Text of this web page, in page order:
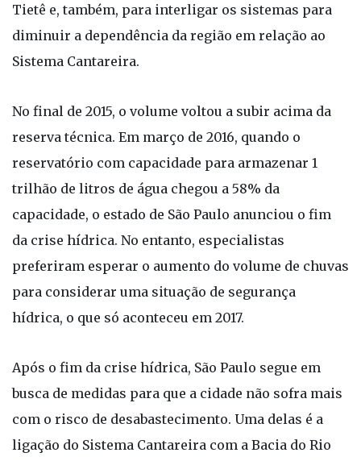
Tietê e, também, para interligar os sistemas para
diminuir a dependência da região em relação ao
Sistema Cantareira.
No final de 2015, o volume voltou a subir acima da
reserva técnica. Em março de 2016, quando o
reservatório com capacidade para armazenar 1
trilhão de litros de água chegou a 58% da
capacidade, o estado de São Paulo anunciou o fim
da crise hídrica. No entanto, especialistas
preferiram esperar o aumento do volume de chuvas
para considerar uma situação de segurança
hídrica, o que só aconteceu em 2017.
Após o fim da crise hídrica, São Paulo segue em
busca de medidas para que a cidade não sofra mais
com o risco de desabastecimento. Uma delas é a
ligação do Sistema Cantareira com a Bacia do Rio